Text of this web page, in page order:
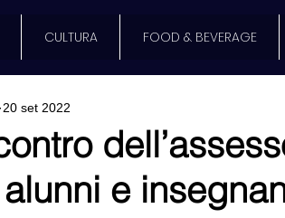
CULTURA FOOD & BEVERAGE
e
20 set 2022